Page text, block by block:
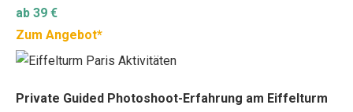
ab 39 €
Zum Angebot*
Private Guided Photoshoot-Erfahrung am Eiffelturm